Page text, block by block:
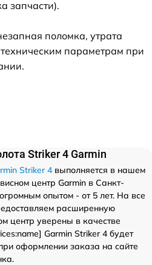
запчасти).
поломка, утрата
параметрам при
Striker 4 Garmin
Striker 4 выполняется в нашем
центр Garmin в Санкт-
опытом - от 5 лет. На все
расширенную
центр уверены в качестве
Garmin Striker 4 будет
оформлении заказа на сайте